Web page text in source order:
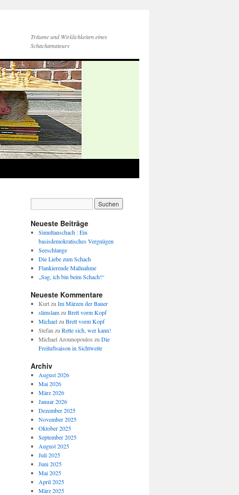
Träume und Wirklichkeiten eines
Schachamateurs
Neueste Beiträge
Simultanschach : Ein
basisdemokratisches Vergnügen
Seeschlange
Die Liebe zum Schach
Flankierende Maßnahme
„Sag, ich bin beim Schach!“
Neueste Kommentare
Kurtzu Im Märzen der Bauer
slimslamzu Brett vorm Kopf
Michaelzu Brett vorm Kopf
Stefan zu Rette sich, wer kann!
Michael Arounopoulos zu Die
Freiluftsaison in Sichtweite
Archiv
August 2026
Mai 2026
März 2026
Januar 2026
Dezember 2025
November 2025
Oktober 2025
September 2025
August 2025
Juli 2025
Juni 2025
Mai 2025
April 2025
März 2025